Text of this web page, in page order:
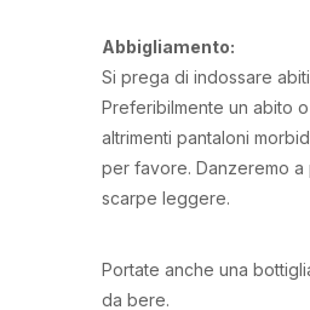
Abbigliamento:
Si prega di indossare
Preferibilmente un abito o
altrimenti pantaloni
per favore. Danzeremo
scarpe leggere.
Portate anche una
da bere.